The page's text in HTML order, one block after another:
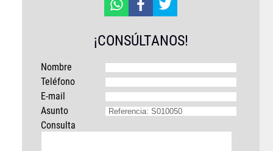
¡CONSÚLTANOS!
Nombre
Teléfono
E-mail
Asunto
Consulta